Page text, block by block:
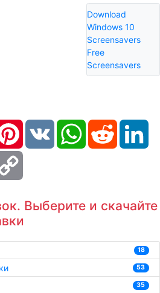
Download
Windows 10
Screensavers
Free
Screensavers
PinterestVK WhatsAppReddit
Выберите и скачайте
18
53
35